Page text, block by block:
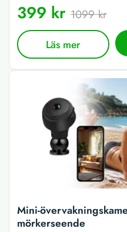
399 kr 1099 kr
Läs mer
Mini-
mörkerseende